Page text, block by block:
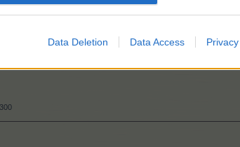
Data Deletion Data Access